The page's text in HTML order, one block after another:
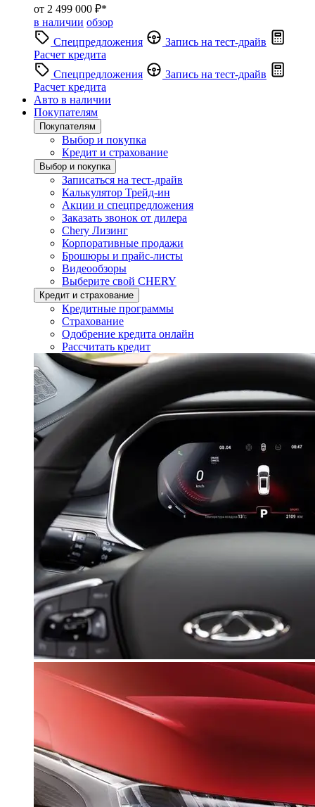
от 2 499 000 ₽*
в наличии обзор
Спецпредложения
Запись на тест-драйв
Расчет кредита
Спецпредложения
Запись на тест-драйв
Расчет кредита
Авто в наличии
Покупателям
Покупателям
Выбор и покупка
Кредит и страхование
Выбор и покупка
Записаться на тест-драйв
Калькулятор Трейд-ин
Акции и спецпредложения
Заказать звонок от дилера
Chery Лизинг
Корпоративные продажи
Брошюры и прайс-листы
Видеообзоры
Выберите свой CHERY
Кредит и страхование
Кредитные программы
Страхование
Одобрение кредита онлайн
Рассчитать кредит